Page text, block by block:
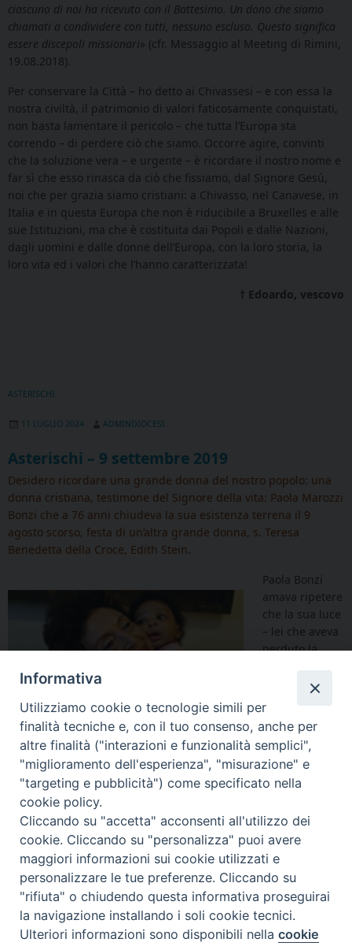
ciascuno di noi ha ricevuto con il Battesimo. Un dono che siamo
chiamati a condividere con tutti, nessuno escluso. Questo significa
essere discepoli missionari» (cfr. Messaggio al Meeting di Rimini,
19.08.2018).
Per conservare la Città – ho detto ai Chivassesi – e con essa la
nostra civiltà, il patrimonio di valori faticosamente conquistati,
non basta lamentare il pericolo – che tutta l’Europa sta
correndo – di perdere ciò che siamo. Occorre agire, convinti
che la soluzione vera – e urgente – è ricordare il nostro nome e
far sì che esso rinasca da ciò che fissiamo, dal Signore Gesù,
noi che per grazia siamo cristiani: a Chivasso, nel Canavese, in
Italia e in questa Europa che non è riducibile a Bruxelles e alle
sue Istituzioni, ma che è costituita dai Popoli e dalle Nazioni,
dagli uomini e dalle donne dell’Europa, con la loro storia, la
loro vita ed i valori che l’hanno caratterizzata!
† Edoardo, vescovo
ASTERISCHI
11 LUGLIO 2024 ADMINDIOCESI
Asterischi – 9 settembre 2019
Desidero ricordare una grande donna del nostro popolo: una
donna cristiana, testimone del Signore della vita: Paola Marozzi
Bonzi che a 76 anni chiudeva la sua esistenza terrena il 9
agosto scorso, festa di un’altra grande donna, s. Teresa
Benedetta della Croce, Edith Stein.
Paola Bonzi
amava ripetere
che la sua luce
– lei che aveva
perduto la
vent’anni, da
primogenita –
era «ridare il
sorriso alle
mamme». La sua missione: la felicità delle donne, soprattutto
quelle che all’inizio della gravidanza, per vari motivi, erano
spaventate dal dire “sì” alla loro creatura.
Nel 1984, dopo l’entrata in vigore in Italia nel 1978 della legge
sulla interruzione volontaria della gravidanza – anni difficili, in
cui la presenza dei volontari era mal tollerata, ma nessuna
difficoltà fermava Paola Bonzi – aveva fondato a Milano nella
clinica Mangiagalli il primo CAV – Centro di aiuto alla vita – con
sede in un Ospedale.
Preferenze Cookie
Informativa
Utilizziamo cookie o tecnologie simili per
finalità tecniche e, con il tuo consenso, anche per
altre finalità ("interazioni e funzionalità semplici",
"miglioramento dell'esperienza", "misurazione" e
"targeting e pubblicità") come specificato nella
cookie policy.
Cliccando su "accetta" acconsenti all'utilizzo dei
cookie. Cliccando su "personalizza" puoi avere
maggiori informazioni sui cookie utilizzati e
personalizzare le tue preferenze. Cliccando su
"rifiuta" o chiudendo questa informativa proseguirai
la navigazione installando i soli cookie tecnici.
Ulteriori informazioni sono disponibili nellacookie